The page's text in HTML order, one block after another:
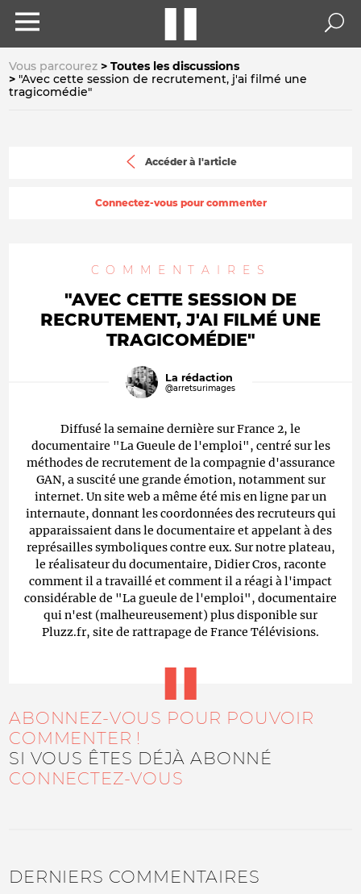
Vous parcourez
Toutes les discussions
"Avec cette session de recrutement, j'ai filmé une
tragicomédie"
Accéder à l'article
Connectez-vous pour commenter
COMMENTAIRES
"AVEC CETTE SESSION DE
RECRUTEMENT, J'AI FILMÉ UNE
TRAGICOMÉDIE"
La rédaction
@arretsurimages
Diffusé la semaine dernière sur France 2, le
documentaire "La Gueule de l'emploi", centré sur les
méthodes de recrutement de la compagnie d'assurance
GAN, a suscité une grande émotion, notamment sur
internet. Un site web a même été mis en ligne par un
internaute, donnant les coordonnées des recruteurs qui
apparaissaient dans le documentaire et appelant à des
représailles symboliques contre eux. Sur notre plateau,
le réalisateur du documentaire, Didier Cros, raconte
comment il a travaillé et comment il a réagi à l'impact
considérable de "La gueule de l'emploi", documentaire
qui n'est (malheureusement) plus disponible sur
Pluzz.fr, site de rattrapage de France Télévisions.
ABONNEZ-VOUS POUR POUVOIR
COMMENTER !
SI VOUS ÊTES DÉJÀ ABONNÉ
CONNECTEZ-VOUS
DERNIERS COMMENTAIRES